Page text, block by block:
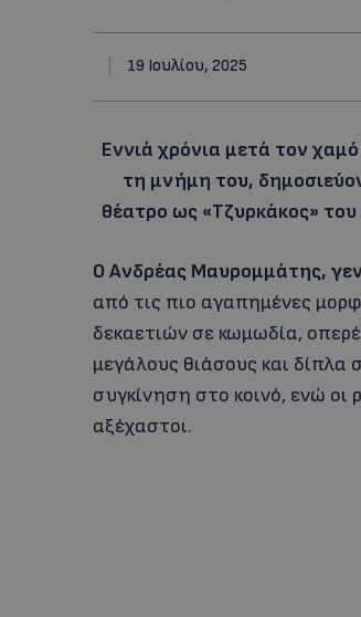
19 Ιουλίου, 2025
Εννιά χρόνια μετά τον
τη μνήμη του,
θέατρο ως «Τζυρκάκος»
Ο Ανδρέας Μαυρομμάτης,
από τις πιο αγαπημένες
δεκαετιών σε κωμωδία,
μεγάλους θιάσους και δίπλα
συγκίνηση στο κοινό, ενώ οι
αξέχαστοι.